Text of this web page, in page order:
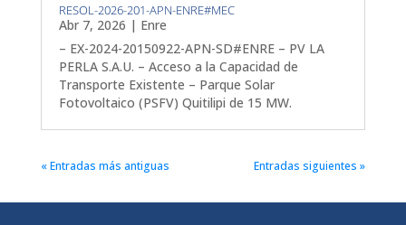
RESOL-2026-201-APN-ENRE#MEC
Abr 7, 2026 | Enre
– EX-2024-20150922-APN-SD#ENRE – PV LA
PERLA S.A.U. – Acceso a la Capacidad de
Transporte Existente – Parque Solar
Fotovoltaico (PSFV) Quitilipi de 15 MW.
« Entradas más antiguas Entradas siguientes »